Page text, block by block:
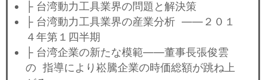
├ 台湾動力工具業界の問題と解決策
├ 台湾動力工具業界の産業分析 ——２０１
４年第１四半期
├ 台湾企業の新たな模範——董事長張俊雲
の 指導により崧騰企業の時価総額が跳ね上